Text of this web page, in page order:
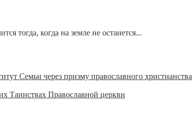
тогда, когда на земле не останется...
Семьи через призму православного христианства
Таинствах Православной церкви